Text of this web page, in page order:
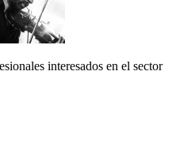
interesados en el sector